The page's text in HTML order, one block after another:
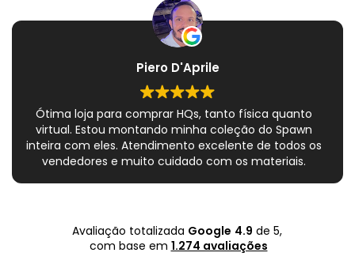
Piero D'Aprile
Ótima loja para comprar HQs, tanto física quanto
virtual. Estou montando minha coleção do Spawn
inteira com eles. Atendimento excelente de todos os
vendedores e muito cuidado com os materiais.
Avaliação totalizada Google 4.9 de 5,
com base em 1.274 avaliações